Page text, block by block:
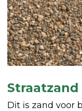
Straatzand
Dit is zand voor